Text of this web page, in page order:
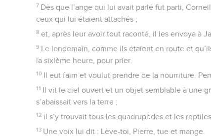
7 Dès que l’ange qui lui avait parlé fut parti,
ceux qui lui étaient attachés ;
8 et, après leur avoir tout raconté, il les envoya à
9 Le lendemain, comme ils étaient en route et
la sixième heure, pour prier.
10 Il eut faim et voulut prendre de la nourriture.
11 Il vit le ciel ouvert et un objet semblable à une
s’abaissait vers la terre ;
12 il s’y trouvait tous les quadrupèdes et les
13 Une voix lui dit : Lève-toi, Pierre, tue et mange.